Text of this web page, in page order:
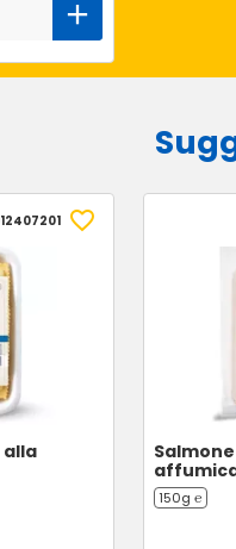
alla
150g ℮